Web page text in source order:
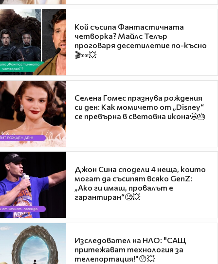
Кой съсипа Фантастичната
четворка? Майлс Телър
проговаря десетилетие по-късно
🎬👀💥
Селена Гомес празнува рождения
си ден: Как момичето от „Disney“
се превърна в световна икона🤩🎂
Джон Сина сподели 4 неща, които
могат да съсипят всяко GenZ:
„Ако ги имаш, провалът е
гарантиран“🧐💥
Изследовател на НЛО: "САЩ
притежават технология за
телепортация!"😯💥